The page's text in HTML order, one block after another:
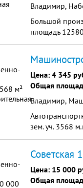
Владимир,
Большой
площадь
Цена: 4 345
Общая
Владимир,
зем. уч. 3568
Советская
Цена: 15 000
Общая